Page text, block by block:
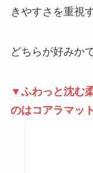
きやすさを重視
どちらが好みか
▼ふわっと沈む
のはコアラマッ